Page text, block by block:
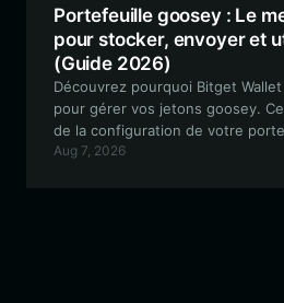
Portefeuille goosey : Le
pour stocker, envoyer et
(Guide 2026)
Découvrez pourquoi Bitget
pour gérer vos jetons goosey.
de la configuration de votre
Solana à la manière d'interagir en
Aug 7, 2026